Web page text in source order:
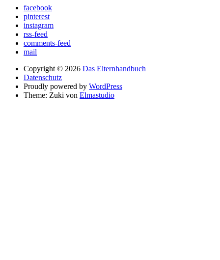
facebook
pinterest
instagram
rss-feed
comments-feed
mail
Copyright © 2026 Das Elternhandbuch
Datenschutz
Proudly powered by WordPress
Theme: Zuki von Elmastudio